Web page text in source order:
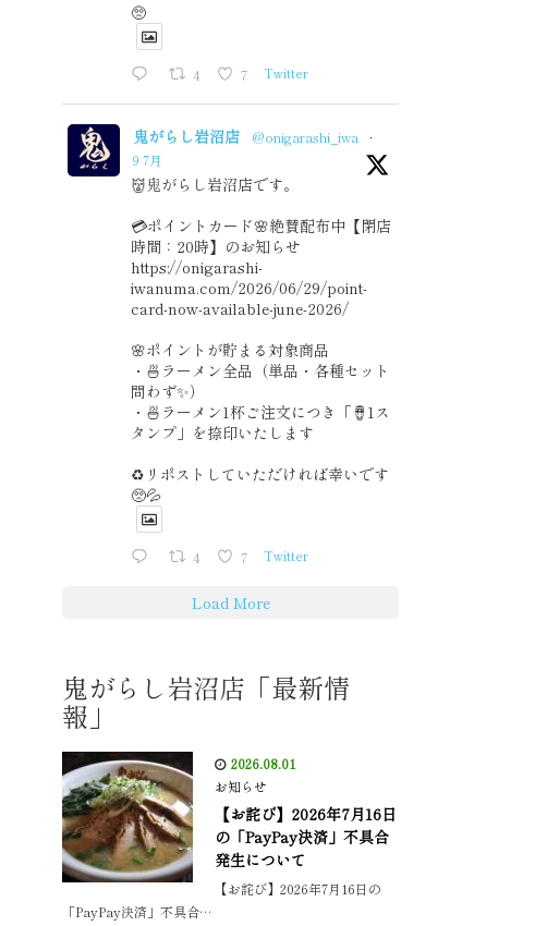
🥺
4 7 Twitter
鬼がらし岩沼店 @onigarashi_iwa
·
9 7月
👹鬼がらし岩沼店です。
💳ポイントカード🌸絶賛配布中【閉店
時間：20時】のお知らせ
https://onigarashi-
iwanuma.com/2026/06/29/point-
card-now-available-june-2026/
🌸ポイントが貯まる対象商品
・🍜ラーメン全品（単品・各種セット
問わず✨）
・🍜ラーメン1杯ご注文につき「🪘1ス
タンプ」を捺印いたします
♻️リポストしていただければ幸いです
🥺💦
4 7 Twitter
Load More
鬼がらし岩沼店「最新情
報」
2026.08.01
お知らせ
【お詫び】2026年7月16日
の「PayPay決済」不具合
発生について
【お詫び】2026年7月16日の
「PayPay決済」不具合…